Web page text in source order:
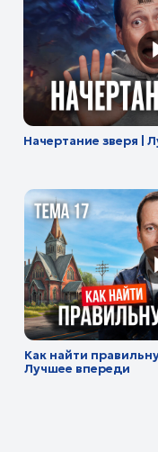
Как найти правильную
Лучшее впереди